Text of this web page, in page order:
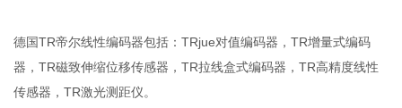
德国TR帝尔线性编码器包括：TRjue对值编码器，TR增量式编码
器，TR磁致伸缩位移传感器，TR拉线盒式编码器，TR高精度线性
传感器，TR激光测距仪。